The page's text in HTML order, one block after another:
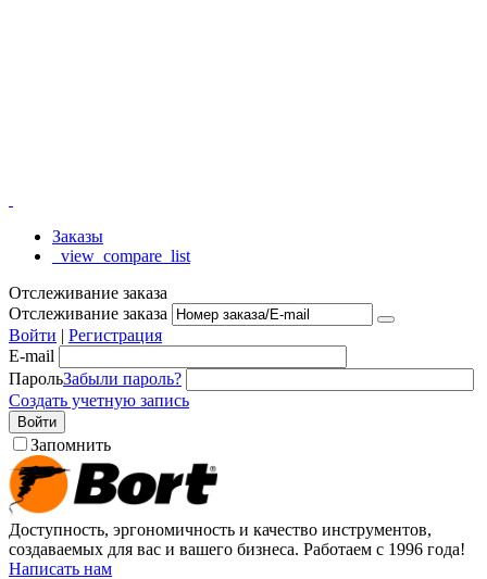
Заказы
_view_compare_list
Отслеживание заказа
Отслеживание заказа
Войти | Регистрация
E-mail
ПарольЗабыли пароль?
Создать учетную запись
Войти
Запомнить
Доступность, эргономичность и качество инструментов,
создаваемых для вас и вашего бизнеса. Работаем с 1996 года!
Написать нам